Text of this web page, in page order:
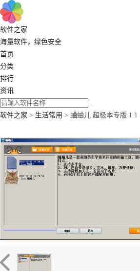
软件之家
海量软件，绿色安全
首页
分类
排行
资讯
软件之家 > 生活常用 > 蛐蛐儿 超极本专版 1.1